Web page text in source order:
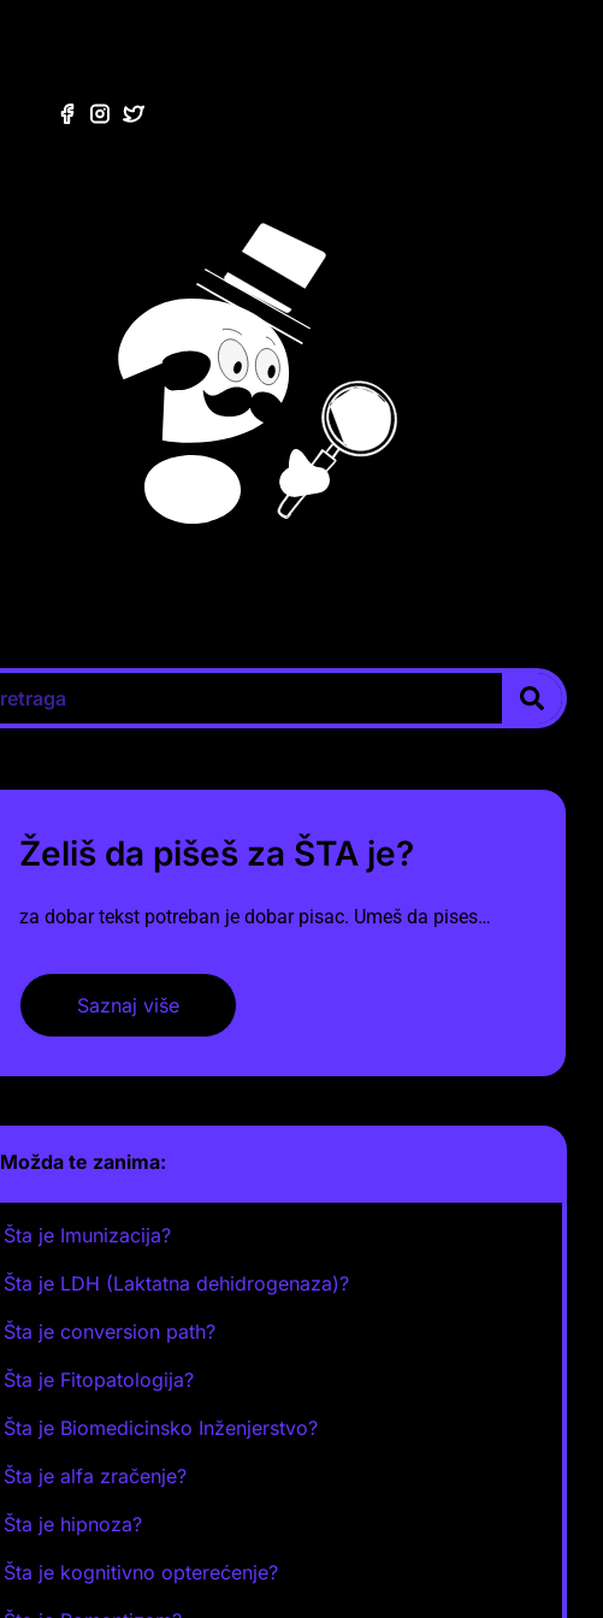
Želiš da pišeš za ŠTA je?
za dobar tekst potreban je dobar pisac. Umeš da pises…
Saznaj više
Možda te zanima:
Šta je Imunizacija?
Šta je LDH (Laktatna dehidrogenaza)?
Šta je conversion path?
Šta je Fitopatologija?
Šta je Biomedicinsko Inženjerstvo?
Šta je alfa zračenje?
Šta je hipnoza?
Šta je kognitivno opterećenje?